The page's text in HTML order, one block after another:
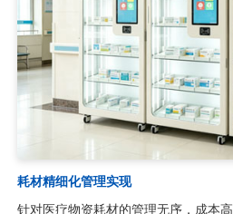
耗材精细化管理实现
针对医疗物资耗材的管理无序，成本